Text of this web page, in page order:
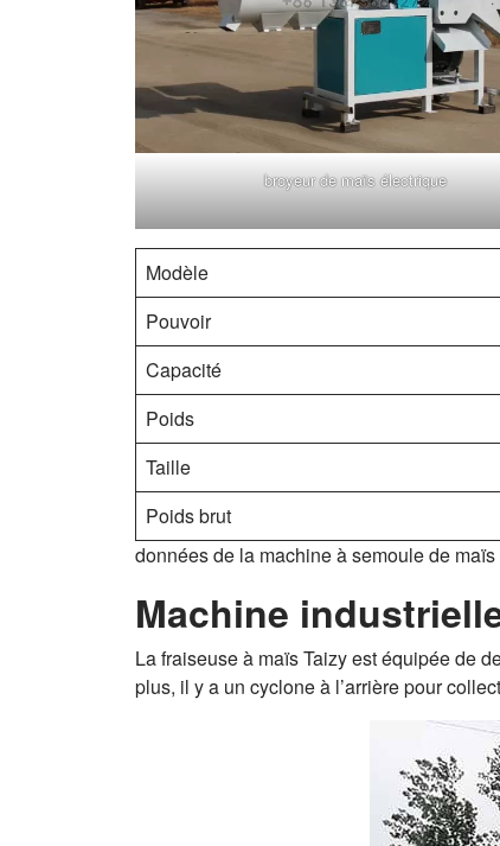
broyeur de maïs électrique
Modèle
Pouvoir
Capacité
Poids
Taille
Poids brut
données de la machine à semoule de maïs
Machine
La fraiseuse à maïs Taizy est équipée de
plus, il y a un cyclone à l’arrière pour